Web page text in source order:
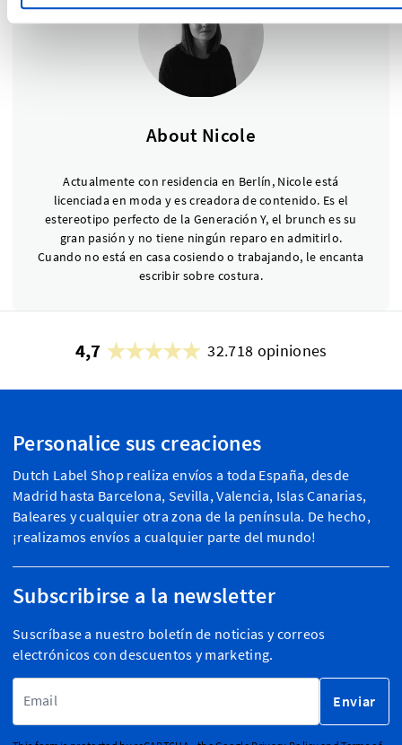
About Nicole
Actualmente con residencia en Berlín, Nicole está
licenciada en moda y es creadora de contenido. Es el
estereotipo perfecto de la Generación Y, el brunch es su
gran pasión y no tiene ningún reparo en admitirlo.
Cuando no está en casa cosiendo o trabajando, le encanta
escribir sobre costura.
4,7 32.718 opiniones
Personalice sus creaciones
Dutch Label Shop realiza envíos a toda España, desde
Madrid hasta Barcelona, Sevilla, Valencia, Islas Canarias,
Baleares y cualquier otra zona de la península. De hecho,
¡realizamos envíos a cualquier parte del mundo!
Subscribirse a la newsletter
Suscríbase a nuestro boletín de noticias y correos
electrónicos con descuentos y marketing.
Enviar